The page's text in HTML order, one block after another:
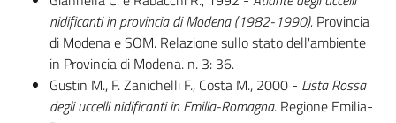
nidificanti in provincia di Modena (1982-1990). Provincia
di Modena e SOM. Relazione sullo stato dell'ambiente
in Provincia di Modena. n. 3: 36.
Gustin M., F. Zanichelli F., Costa M., 2000 - Lista Rossa
degli uccelli nidificanti in Emilia-Romagna. Regione Emilia-